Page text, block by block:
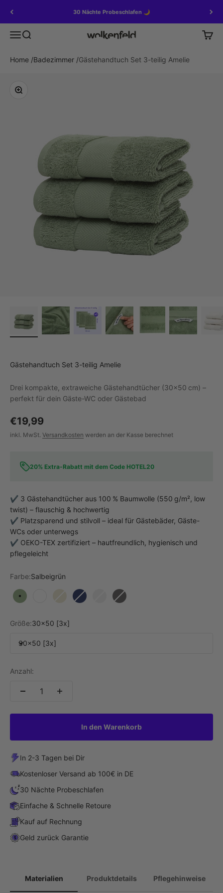
30 Nächte Probeschlafen 🌙
MenüSuche Wolkenfeld
Home /Badezimmer /Gästehandtuch Set 3-teilig Amelie
Bild vergrößern
Gästehandtuch Set 3-teilig Amelie
Drei kompakte, extraweiche Gästehandtücher (30×50 cm) –
perfekt für dein Gäste-WC oder Gästebad
€19,99
inkl. MwSt. Versandkosten werden an der Kasse berechnet
20% Extra-Rabatt mit dem Code HOTEL20
✔️ 3 Gästehandtücher aus 100 % Baumwolle (550 g/m², low
twist) – flauschig & hochwertig
✔️ Platzsparend und stilvoll – ideal für Gästebäder, Gäste-
WCs oder unterwegs
✔️ OEKO-TEX zertifiziert – hautfreundlich, hygienisch und
pflegeleicht
Farbe:Salbeigrün
Salbeigrün BeigeMarine Blau
HellgrauDunkelgrau
Größe:30x50 [3x]
30x50 [3x]
Anzahl:
In den Warenkorb
In 2-3 Tagen bei Dir
Kostenloser Versand ab 100€ in DE
30 Nächte Probeschlafen
Einfache & Schnelle Retoure
Kauf auf Rechnung
Geld zurück Garantie
Materialien Produktdetails Pflegehinweise